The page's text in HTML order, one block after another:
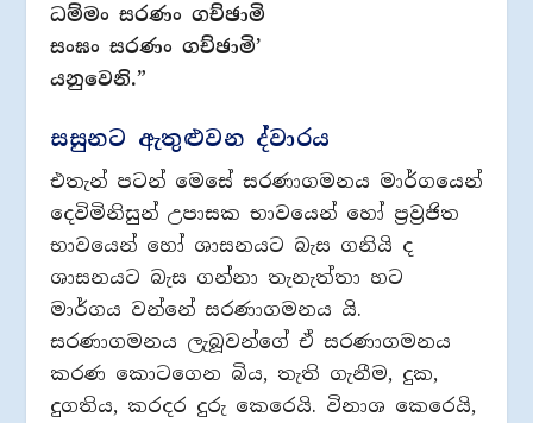
ධම්මං සරණං ගච්ඡාමි
සංඝං සරණං ගච්ඡාමි’
යනුවෙනි.”
සසුනට ඇතුළුවන ද්වාරය
එතැන් පටන් මෙසේ සරණාගමනය මාර්ගයෙන්
දෙවිමිනිසුන් උපාසක භාවයෙන් හෝ ප්‍රව්‍රජිත
භාවයෙන් හෝ ශාසනයට බැස ගනියි ද
ශාසනයට බැස ගන්නා තැනැත්තා හට
මාර්ගය වන්නේ සරණාගමනය යි.
සරණාගමනය ලැබූවන්ගේ ඒ සරණාගමනය
කරණ කොටගෙන බිය, තැති ගැනීම, දුක,
දුගතිය, කරදර දුරු කෙරෙයි. විනාශ කෙරෙයි,